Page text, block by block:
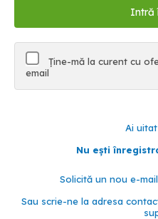
Ține-mă la curent cu
email
Ai
Nu ești
Solicită un nou e-
Sau scrie-ne la adresa